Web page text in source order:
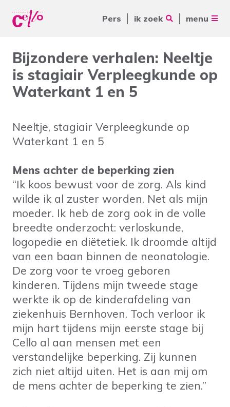
Pers ik zoek menu
Voor ouders & naasten
Voor vrijwilligers
Over Cello
werkenbijcello.nl
contact
Waar kunnen wij jou mee
helpen?
Veelgebruikte zoektermen
Woonvormen Zorgaanbod
Bijzondere verhalen: Neeltje
is stagiair Verpleegkunde op
Waterkant 1 en 5
Neeltje, stagiair Verpleegkunde op
Waterkant 1 en 5
Mens achter de beperking zien
“Ik koos bewust voor de zorg. Als kind
wilde ik al zuster worden. Net als mijn
moeder. Ik heb de zorg ook in de volle
breedte onderzocht: verloskunde,
logopedie en diëtetiek. Ik droomde altijd
van een baan binnen de neonatologie.
De zorg voor te vroeg geboren
kinderen. Tijdens mijn tweede stage
werkte ik op de kinderafdeling van
ziekenhuis Bernhoven. Toch verloor ik
mijn hart tijdens mijn eerste stage bij
Cello al aan mensen met een
verstandelijke beperking. Zij kunnen
zich niet altijd uiten. Het is aan mij om
de mens achter de beperking te zien.”